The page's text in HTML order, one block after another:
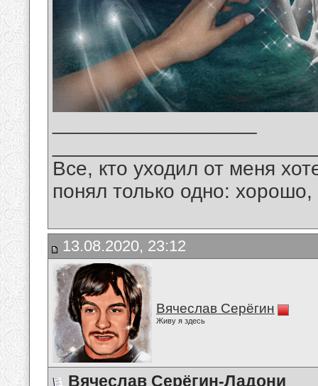
Все, кто уходил от меня
понял только одно:
13.08.2020, 23:12
Вячеслав Серёгин
Живу я здесь
Вячеслав Серёгин-Ладони